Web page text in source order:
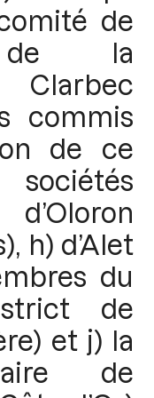
de
de la
commis
de ce
h) d’Alet
du
de
et j) la
de